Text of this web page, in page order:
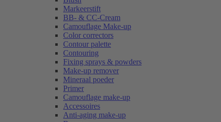
Markeerstift
BB- & CC-Cream
Camouflage Make-up
Color correctors
Contour palette
Contouring
Fixing sprays & powders
Make-up remover
Mineraal poeder
Primer
Camouflage make-up
Accessoires
Anti-aging make-up